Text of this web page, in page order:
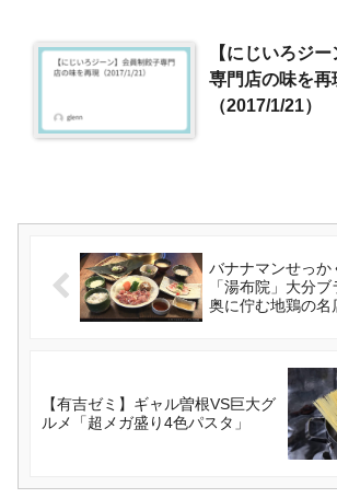
【にじいろジ
専門店の味を再
（2017/1/21）
バナナマンせっか
「湯布院」大分
奥に佇む地鶏の名
【有吉ゼミ】ギャル曽根VS巨大グ
ルメ「超メガ盛り4色パスタ」